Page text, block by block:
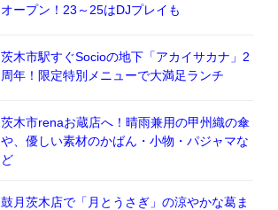
オープン！23～25はDJプレイも
茨木市駅すぐSocioの地下「アカイサカナ」2
周年！限定特別メニューで大満足ランチ
茨木市renaお蔵店へ！晴雨兼用の甲州織の傘
や、優しい素材のかばん・小物・パジャマな
ど
鼓月茨木店で「月とうさぎ」の涼やかな葛ま